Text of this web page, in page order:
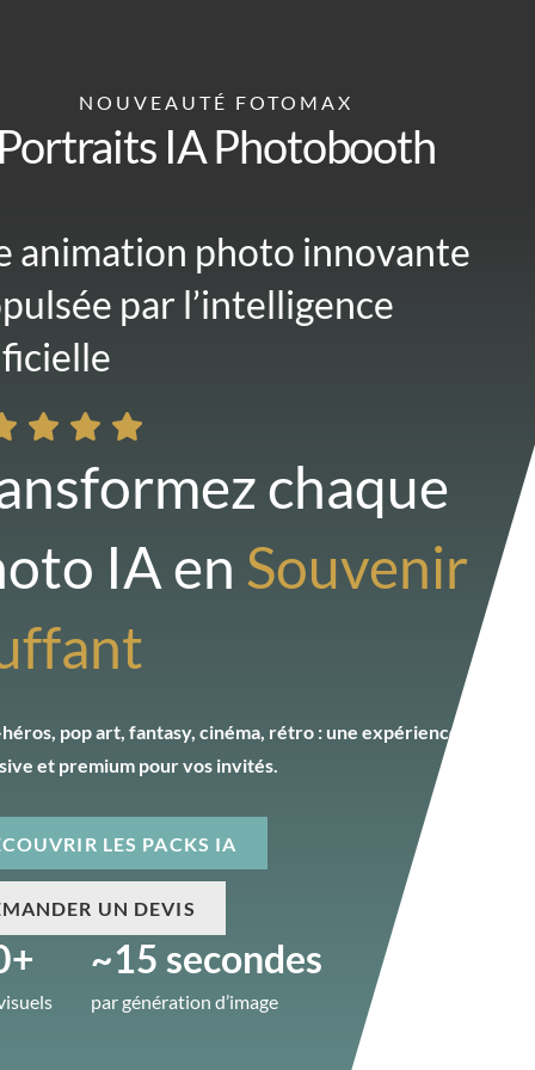
NOUVEAUTÉ FOTOMAX
IA Photobooth
animation photo innovante
par l’intelligence
chaque
IA en Souvenir
pop art, fantasy, cinéma, rétro : une expérience
et premium pour vos invités.
LES PACKS IA
UN DEVIS
+ ~15 secondes
par génération d’image